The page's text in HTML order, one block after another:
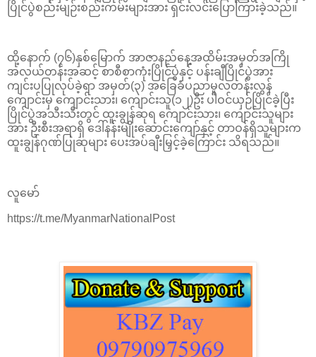
ပြိုင်ပွဲစည်းမျဉ်းစည်းကမ်းများအား ရှင်းလင်းပြောကြားခဲ့သည်။
ထို့နောက် (၇၆)နှစ်မြောက် အာဇာနည်နေ့အထိမ်းအမှတ်အကြို
အလယ်တန်းအဆင့် စာစီစာကုံးပြိုင်ပွဲနှင့် ပန်းချီပြိုင်ပွဲအား
ကျင်းပပြုလုပ်ခဲ့ရာ အမှတ်(၃) အခြေခံပညာမူလတန်းလွန်
ကျောင်းမှ ကျောင်းသား၊ ကျောင်းသူ(၁၂)ဦး ပါဝင်ယှဉ်ပြိုင်ခဲ့ပြီး
ပြိုင်ပွဲအသီးသီးတွင် ထူးချွန်ဆုရ ကျောင်းသား၊ ကျောင်းသူများ
အား ဦးစီးအရာရှိ ဒေါ်နန်းမျိုးဆောင်းကျော်နှင့် တာဝန်ရှိသူများက
ထူးချွန်ဂုဏ်ပြုဆုများ ပေးအပ်ချီးမြှင့်ခဲ့ကြောင်း သိရသည်။
လူမော်
https://t.me/MyanmarNationalPost